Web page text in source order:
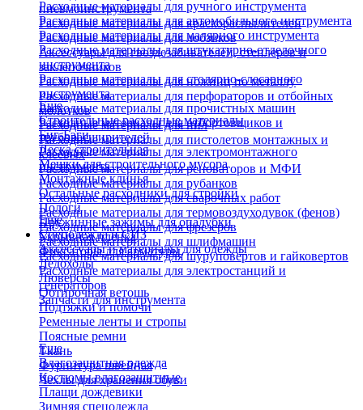
пневмоинструмента
Расходные материалы для краскораспылителей
Расходные материалы для лобзиков
Аксессуары для гвоздезабивателей, степлеров и
заклепочников
Расходные материалы для ножниц по металлу
Расходные материалы для перфораторов и отбойных
молотков
Расходные материалы для пил
Расходные материалы для пистолетов монтажных и
клеевых
Расходные материалы для реноваторов и МФИ
Расходные материалы для рубанков
Расходные материалы для сварочных работ
Расходные материалы для термовоздуходувок (фенов)
Расходные материалы для фрезеров
Расходные материалы для шлифмашин
Расходные материалы для шуруповертов и гайковертов
Расходные материалы для электростанций и
генераторов
Запчасти для инструмента
Расходные материалы для ручного инструмента
Расходные материалы для автомобильного инструмента
Расходные материалы для малярного инструмента
Расходные материалы для штукатурно-отделочного
инструмента
Расходные материалы для столярно-слесарного
инструмента
Расходные материалы для прочистных машин
Расходные материалы для отбортовщиков и
труборасширителей
Расходные материалы для электромонтажного
инструмента
Еще
Строительные расходные материалы
Биг-Бэги
Леска строительная
Мешки для строительного мусора
Монтажные клинья
Остальные расходники для стройки
Пологи
Пружинные зажимы для опалубки
Укрывная пленка
Фиксаторы для арматуры
Еще
Спецодежда и СИЗ
Аксессуары и материалы для одежды
Ледоходы
Люверсы
Обтирочная ветошь
Подтяжки и помочи
Ременные ленты и стропы
Поясные ремни
Ткань
Фурнитура швейная
Чехлы для хранения обуви
Еще
Влагозащитная одежда
Костюмы влагозащитные
Плащи дождевики
Зимняя спецодежда